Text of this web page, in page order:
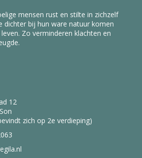
mensen rust en stilte in zichzelf
dichter bij hun ware natuur komen
Zo verminderen klachten en
12
zich op 2e verdieping)